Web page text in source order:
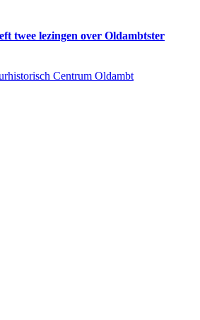
twee lezingen over Oldambtster
Centrum Oldambt